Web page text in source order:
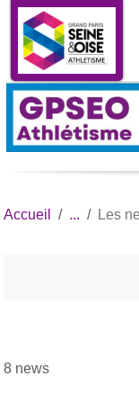
Accueil Les
8 news
Panneau de gestion